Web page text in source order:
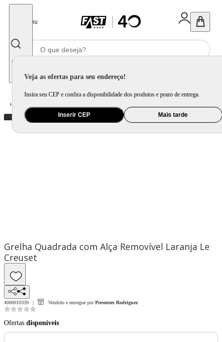
Menu
Veja as ofertas para seu endereço!
Insira seu CEP e confira a disponibilidade dos produtos e prazo de entrega.
Inserir CEP Mais tarde
Home
Grelha Quadrada com Alça Removível Laranja Le
Creuset
4000010339 Vendido e entregue por Presentes Rodriguez
Ofertas disponíveis